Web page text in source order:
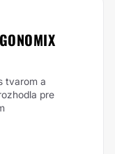
tvarom a
pre